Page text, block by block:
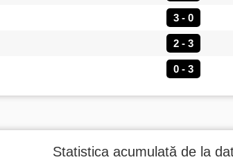
3 - 0
2 - 3
0 - 3
Statistica acumulată de la